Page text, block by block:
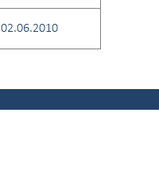
02.06.2010